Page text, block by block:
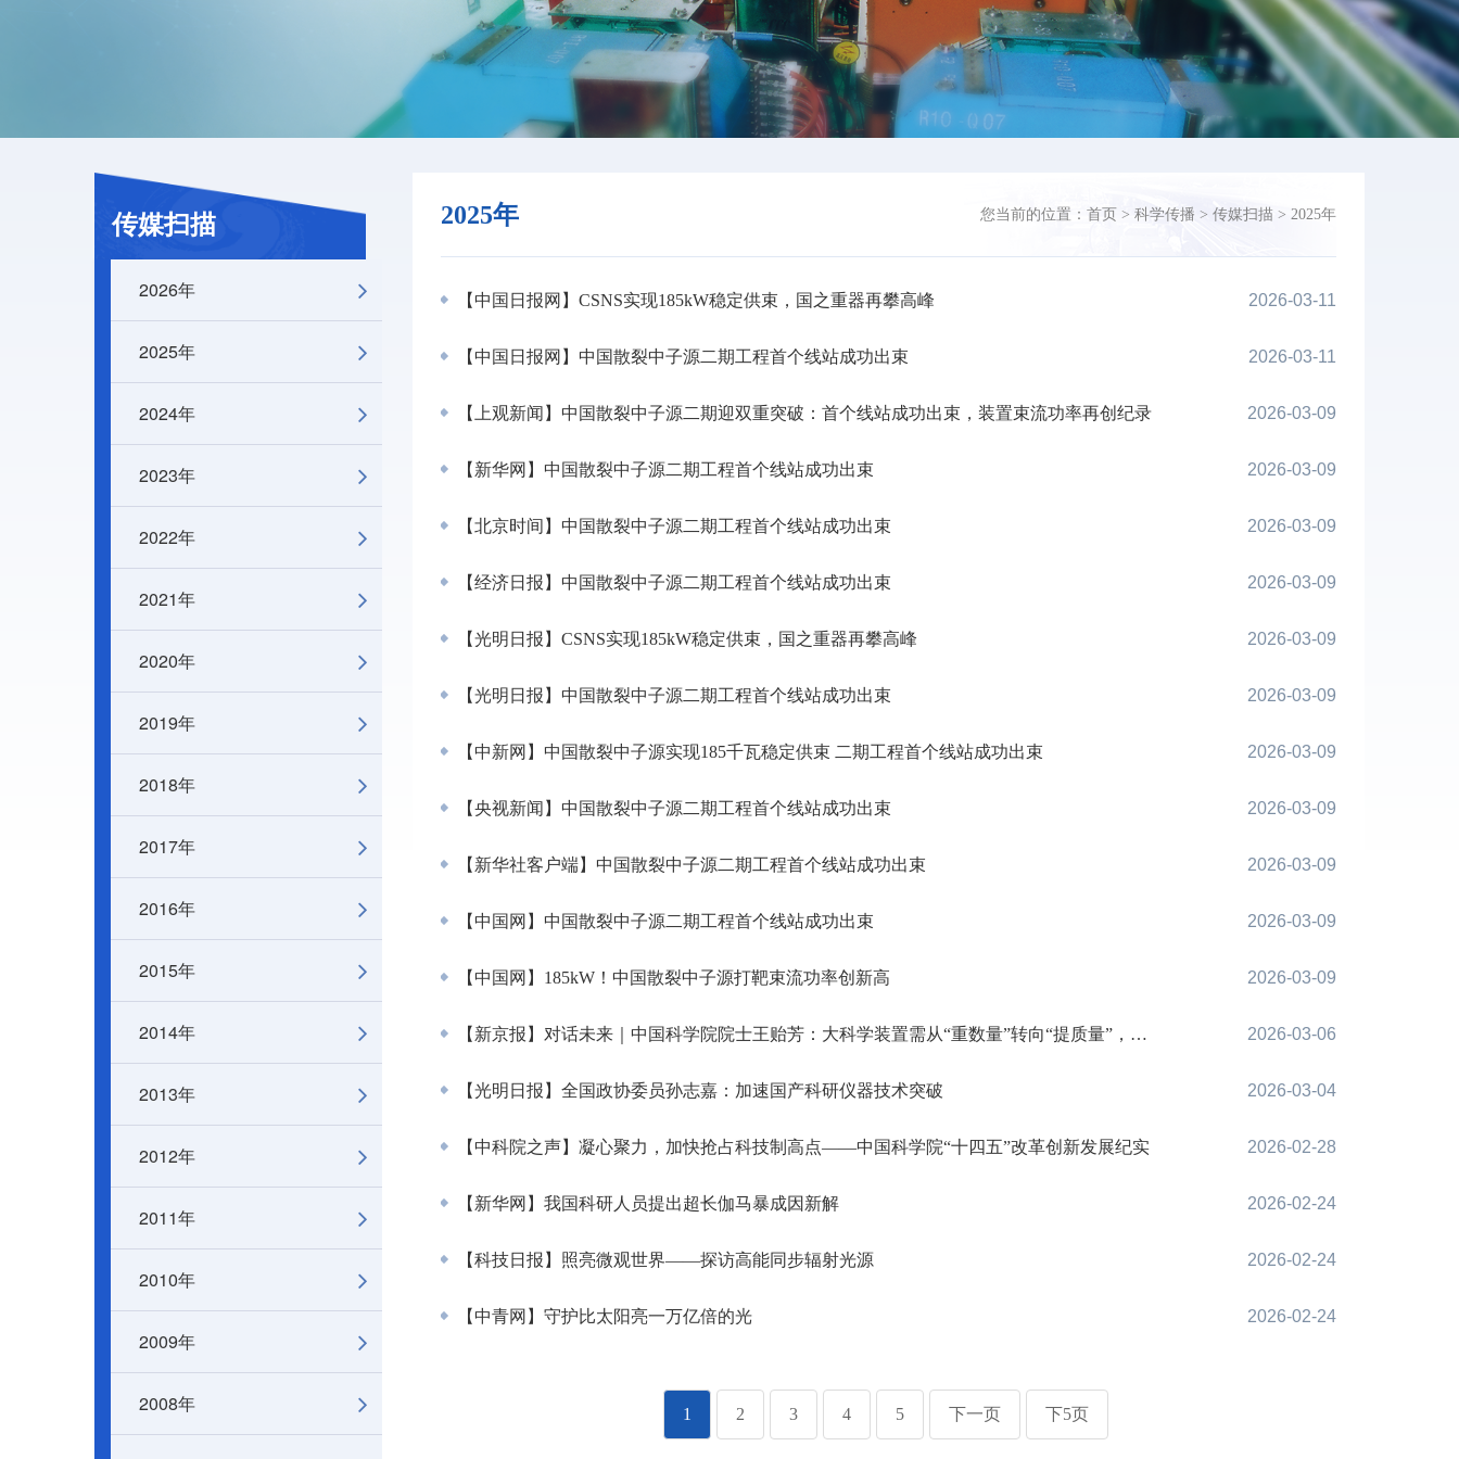
传媒扫描
2026年
2025年
2024年
2023年
2022年
2021年
2020年
2019年
2018年
2017年
2016年
2015年
2014年
2013年
2012年
2011年
2010年
2009年
2008年
2025年 您当前的位置： 首页 > 科学传播 > 传媒扫描 > 2025年
【中国日报网】CSNS实现185kW稳定供束，国之重器再攀高峰 2026-03-11
【中国日报网】中国散裂中子源二期工程首个线站成功出束 2026-03-11
【上观新闻】中国散裂中子源二期迎双重突破：首个线站成功出束，装置束流功率再创纪录 2026-03-09
【新华网】中国散裂中子源二期工程首个线站成功出束 2026-03-09
【北京时间】中国散裂中子源二期工程首个线站成功出束 2026-03-09
【经济日报】中国散裂中子源二期工程首个线站成功出束 2026-03-09
【光明日报】CSNS实现185kW稳定供束，国之重器再攀高峰 2026-03-09
【光明日报】中国散裂中子源二期工程首个线站成功出束 2026-03-09
【中新网】中国散裂中子源实现185千瓦稳定供束 二期工程首个线站成功出束 2026-03-09
【央视新闻】中国散裂中子源二期工程首个线站成功出束 2026-03-09
【新华社客户端】中国散裂中子源二期工程首个线站成功出束 2026-03-09
【中国网】中国散裂中子源二期工程首个线站成功出束 2026-03-09
【中国网】185kW！中国散裂中子源打靶束流功率创新高 2026-03-09
【新京报】对话未来｜中国科学院院士王贻芳：大科学装置需从“重数量”转向“提质量”，避免“撒胡椒面” 2026-03-06
【光明日报】全国政协委员孙志嘉：加速国产科研仪器技术突破 2026-03-04
【中科院之声】凝心聚力，加快抢占科技制高点——中国科学院“十四五”改革创新发展纪实 2026-02-28
【新华网】我国科研人员提出超长伽马暴成因新解 2026-02-24
【科技日报】照亮微观世界——探访高能同步辐射光源 2026-02-24
【中青网】守护比太阳亮一万亿倍的光 2026-02-24
1 2 3 4 5 下一页 下5页